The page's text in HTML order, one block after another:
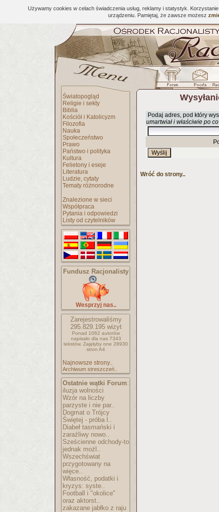
Używamy cookies w celach świadczenia usług, reklamy i statystyk.
urządzeniu. Pamiętaj, że zawsze możesz
Światopogląd
Religie i sekty
Biblia
Kościół i Katolicyzm
Filozofia
Nauka
Społeczeństwo
Prawo
Państwo i polityka
Kultura
Felietony i eseje
Literatura
Ludzie, cytaty
Tematy różnorodne
Znalezione w sieci
Współpraca
Pytania i odpowiedzi
Listy od czytelników
Fundusz Racjonalisty
Wesprzyj nas..
Zarejestrowaliśmy
295.829.195wizyt
Ponad 1062 autorów
napisało dla nas 7343
tekstów. Zajęłyby one 28930
stron A4
Najnowsze strony..
Archiwum streszczeń..
Ostatnie wątki Forum:
iluzja wolności
Wzór na liczby
parzyste i nie par..
Dogmat o Trójcy
Świętej - próba l..
Diabeł tasmański i
zaraźliwy nowo..
Sześcienne odchody-to
jednak możl..
Wszechświat
przygotowany na
więce..
Własność, podatki i
kryzys: syste..
Football i "okolice"
oraz aktorst..
zakazane jabłko z raju
Podaj adres, pod który
umartwiał i właściwie po
Wróć do strony..